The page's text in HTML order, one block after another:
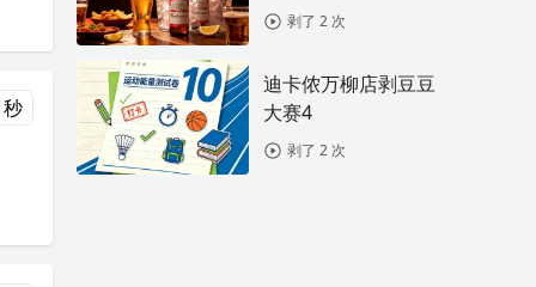
剥了 2 次
迪卡侬万柳店剥豆豆
大赛4
剥了 2 次